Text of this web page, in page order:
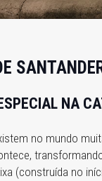
NA
no mundo
(construída no